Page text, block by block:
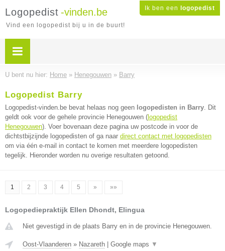
Ik ben een logopedist
Logopedist -vinden.be
Vind een logopedist bij u in de buurt!
U bent nu hier: Home » Henegouwen » Barry
Logopedist Barry
Logopedist-vinden.be bevat helaas nog geen logopedisten in Barry. Dit
geldt ook voor de gehele provincie Henegouwen ( logopedist
Henegouwen). Voer bovenaan deze pagina uw postcode in voor de
dichtstbijzijnde logopedisten of ga naar direct contact met logopedisten
om via één e-mail in contact te komen met meerdere logopedisten
tegelijk. Hieronder worden nu overige resultaten getoond.
1 2 3 4 5 » »»
Logopediepraktijk Ellen Dhondt, Elingua
Niet gevestigd in de plaats Barry en in de provincie Henegouwen.
Oost-Vlaanderen » Nazareth Google maps ▼